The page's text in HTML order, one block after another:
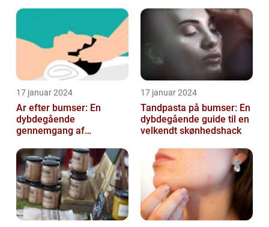
kosmetikfor...
17 januar 2024
Ar efter bumser: En
dybdegående
gennemgang af
og forebyggelse
17 januar 2024
Tandpasta på bumser: En
dybdegående guide til en
velkendt skønhedshack